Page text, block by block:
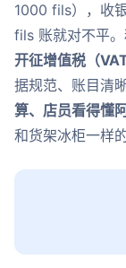
1000 fils），收
fils 账就对不平
开征增值税（VAT
据规范、账目清
算、店员看得懂
和货架冰柜一样